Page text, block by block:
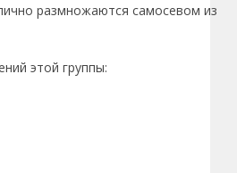
размножаются самосевом из
этой группы: